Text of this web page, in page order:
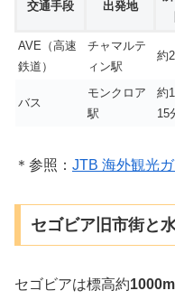
交通手段 出発地
AVE（高速
鉄道）
チャマルテ
ィン駅
約
バス
モンクロア
駅
約
15
＊参照： JTB 海外観光
セゴビア旧市街と
セゴビアは標高約1000m